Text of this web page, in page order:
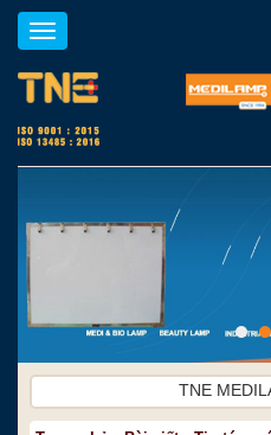
Toggle
navigation
TNE